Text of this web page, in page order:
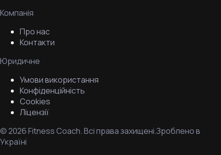
Компанія
Про нас
Контакти
Юридичне
Умови використання
Конфіденційність
Cookies
Ліцензії
©2026Fitness Coach.Всі права захищені.Зроблено в
Україні